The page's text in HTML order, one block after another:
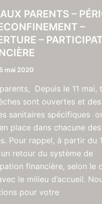
PARENTS –
–
–
mai 2020
Depuis le 11 mai,
sont ouvertes et des
sanitaires spécifiques
place dans chacune des
Pour rappel, à partir du
retour du système de
financière, selon le
le milieu d’accueil.
pour votre